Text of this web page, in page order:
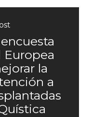
Europea
la
a